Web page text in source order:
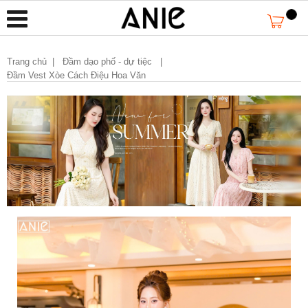
Trang chủ
Đầm dạo phố - dự tiệc |
Đầm Vest Xòe Cách Điệu Hoa Văn